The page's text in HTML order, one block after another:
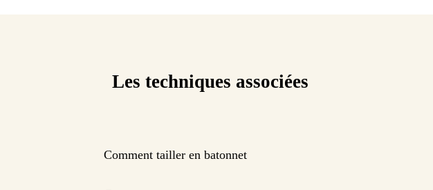
Les techniques associées
Comment tailler en batonnet